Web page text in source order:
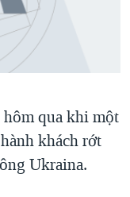
CUỘC'
qua khi một
khách rớt
Ukraina.